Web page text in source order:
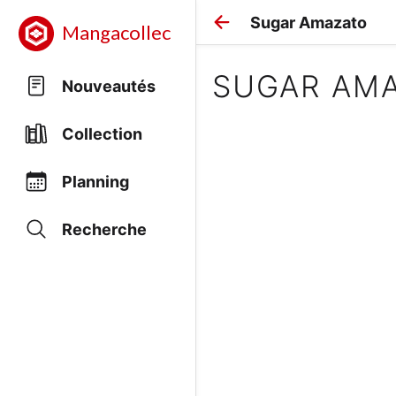
Mangacollec
Nouveautés
Collection
Planning
Recherche
Sugar Amazato
SUGAR